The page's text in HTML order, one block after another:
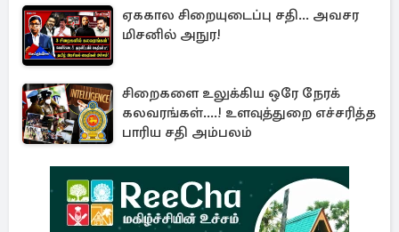
ஏககால சிறையுடைப்பு சதி... அவசர
மிசனில் அநுர!
சிறைகளை உலுக்கிய ஒரே நேரக்
கலவரங்கள்....! உளவுத்துறை எச்சரித்த
பாரிய சதி அம்பலம்